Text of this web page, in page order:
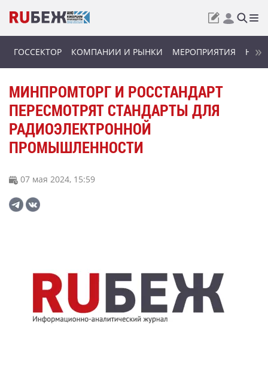
ГОССЕКТОР КОМПАНИИ И РЫНКИ МЕРОПРИЯТИЯ
МИНПРОМТОРГ И РОССТАНДАРТ
ПЕРЕСМОТРЯТ СТАНДАРТЫ ДЛЯ
РАДИОЭЛЕКТРОННОЙ
ПРОМЫШЛЕННОСТИ
07 мая 2024, 15:59